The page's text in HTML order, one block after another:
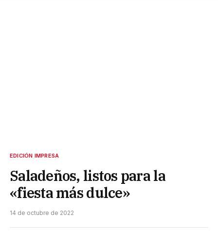
EDICIÓN IMPRESA
Saladeños, listos para la
«fiesta más dulce»
14 de octubre de 2022